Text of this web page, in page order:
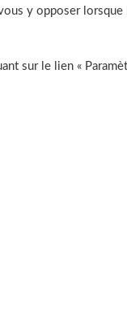
d’eau
°C (pour
matière de
effort
y opposer lorsque
sur le lien «